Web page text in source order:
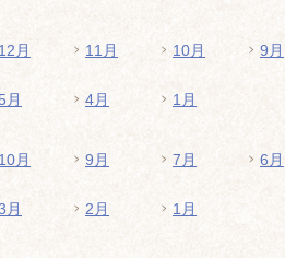
12月 11月 10月 9月
月 4月 1月
10月 9月 7月 6月
月 2月 1月